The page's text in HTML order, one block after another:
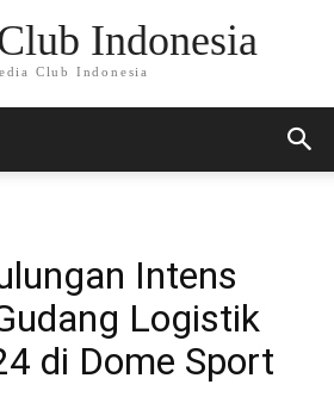
Indonesia
Club Indonesia
Intens
Logistik
di Dome Sport